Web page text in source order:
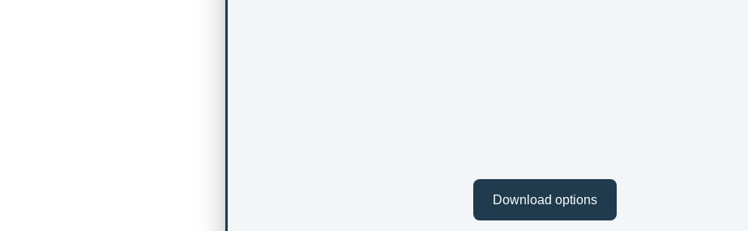
Download options